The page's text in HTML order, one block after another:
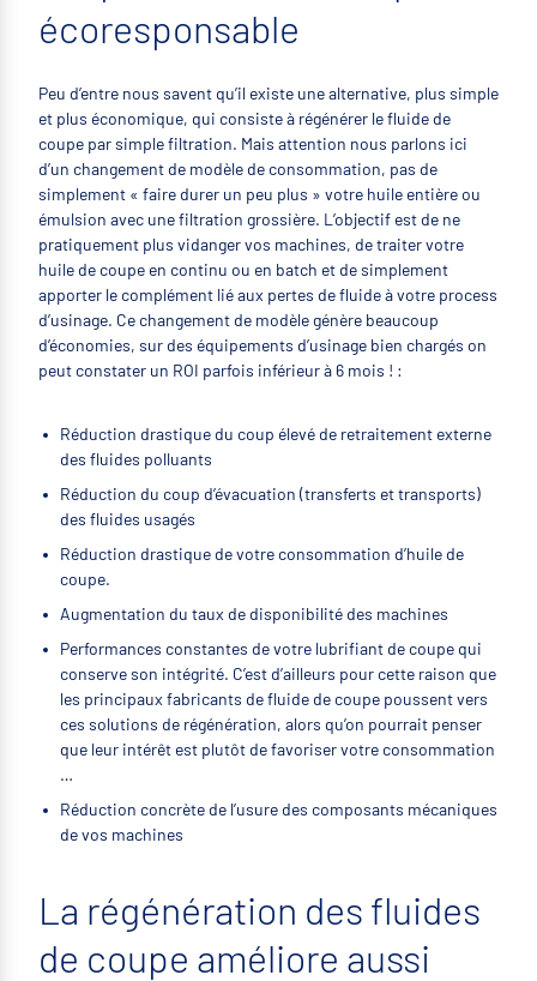
écoresponsable
Peu d’entre nous savent qu’il existe une alternative, plus simple
et plus économique, qui consiste à régénérer le fluide de
coupe par simple filtration. Mais attention nous parlons ici
d’un changement de modèle de consommation, pas de
simplement « faire durer un peu plus » votre huile entière ou
émulsion avec une filtration grossière. L’objectif est de ne
pratiquement plus vidanger vos machines, de traiter votre
huile de coupe en continu ou en batch et de simplement
apporter le complément lié aux pertes de fluide à votre process
d’usinage. Ce changement de modèle génère beaucoup
d’économies, sur des équipements d’usinage bien chargés on
peut constater un ROI parfois inférieur à 6 mois ! :
Réduction drastique du coup élevé de retraitement externe
des fluides polluants
Réduction du coup d’évacuation (transferts et transports)
des fluides usagés
Réduction drastique de votre consommation d’huile de
coupe.
Augmentation du taux de disponibilité des machines
Performances constantes de votre lubrifiant de coupe qui
conserve son intégrité. C’est d’ailleurs pour cette raison que
les principaux fabricants de fluide de coupe poussent vers
ces solutions de régénération, alors qu’on pourrait penser
que leur intérêt est plutôt de favoriser votre consommation
…
Réduction concrète de l’usure des composants mécaniques
de vos machines
La régénération des fluides
de coupe améliore aussi